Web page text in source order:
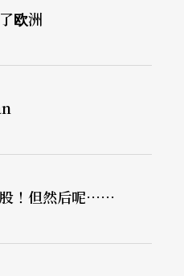
》，三女一男在梦的飘
的嬉游只为了寻找天
，表现出明知天使不
落的踌躇。轻轻淡淡地
景致，却经常因太多的
攀滑，破坏了轻的质
幽秘的死神撑著黑伞一
欧洲
！但然后呢……